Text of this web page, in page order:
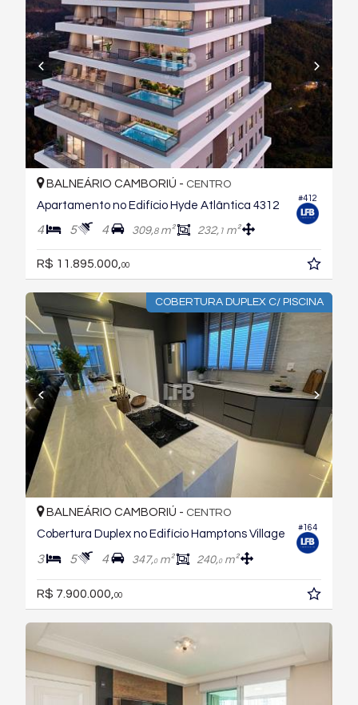
#412
BALNEÁRIO CAMBORIÚ - CENTRO
Apartamento no Edifício Hyde Atlântica 4312
4 5 4 309,8m² 232, 1 m²
R$ 11.895.000, 00
COBERTURA DUPLEX C/ PISCINA
#164
BALNEÁRIO CAMBORIÚ - CENTRO
Cobertura Duplex no Edifício Hamptons Village
3 5 4 347,0m² 240,0m²
R$ 7.900.000, 00